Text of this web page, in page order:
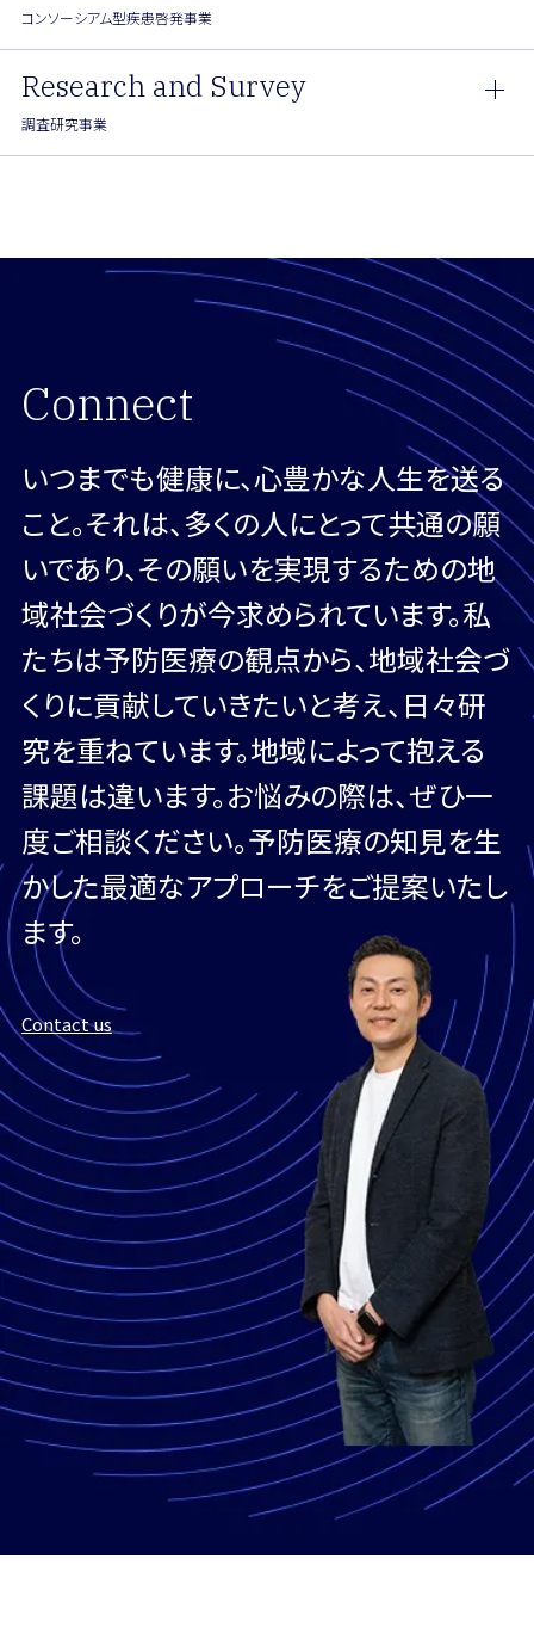
Removing friction
for health
behavior change
行動変容をゼロフリクションに
コンソーシアム型疾患啓発事業
Research and Survey
調査研究事業
Connect
いつまでも健康に、心豊かな人生を送る
こと。それは、多くの人にとって共通の願
いであり、その願いを実現するための地
域社会づくりが今求められています。私
たちは予防医療の観点から、地域社会づ
くりに貢献していきたいと考え、日々研
究を重ねています。地域によって抱える
課題は違います。お悩みの際は、ぜひ一
度ご相談ください。予防医療の知見を生
かした最適なアプローチをご提案いたし
ます。
Contact us